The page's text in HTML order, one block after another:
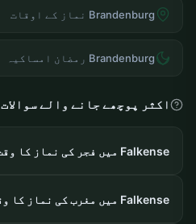
Brandenburg نماز کے اوقات
Brandenburg رمضان امساکیہ
اکثر پوچھے جانے والے سوالات
Falkense میں فجر کی نماز کا وقت کیا ہے؟
Falkense میں مغرب کی نماز کا وقت کیا ہے؟